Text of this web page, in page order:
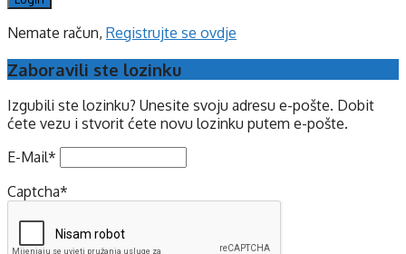
Nemate račun, Registrujte se ovdje
Zaboravili ste lozinku
Izgubili ste lozinku? Unesite svoju adresu e-pošte. Dobit
ćete vezu i stvorit ćete novu lozinku putem e-pošte.
E-Mail*
Captcha*